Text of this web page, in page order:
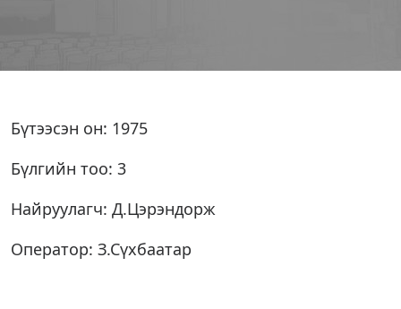
Бүтээсэн он: 1975
Бүлгийн тоо: 3
Найруулагч: Д.Цэрэндорж
Оператор: З.Сүхбаатар